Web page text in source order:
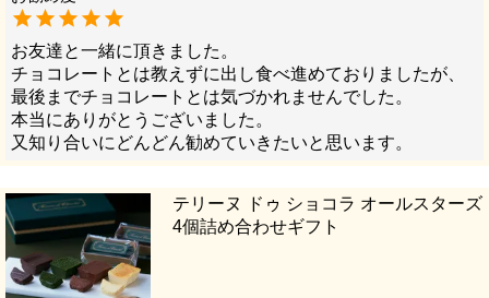
お友達と一緒に頂きました。
チョコレートとは教えずに出し食べ進めておりましたが、
最後までチョコレートとは気づかれませんでした。
本当にありがとうございました。
又知り合いにどんどん勧めていきたいと思います。
テリーヌ ドゥ ショコラ オールスターズ
4個詰め合わせギフト